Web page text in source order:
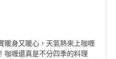
暖身又暖心，天氣熱來上咖喱
咖喱還真是不分四季的料理